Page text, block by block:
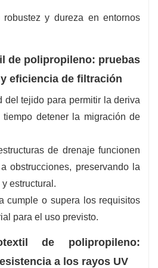
y dureza en entornos
de polipropileno: pruebas
eficiencia de filtración
del tejido para permitir la deriva
detener la migración de
de drenaje funcionen
obstrucciones, preservando la
estructural.
cumple o supera los requisitos
para el uso previsto.
de polipropileno:
a los rayos UV